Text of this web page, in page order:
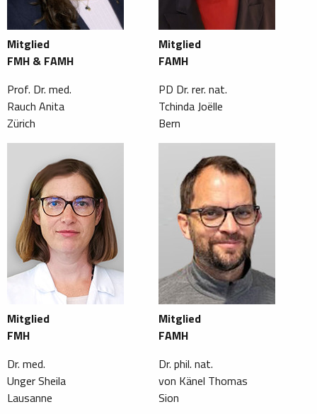
Mitglied
FMH & FAMH
Prof. Dr. med.
Rauch Anita
Zürich
Mitglied
FAMH
PD Dr. rer. nat.
Tchinda Joëlle
Bern
Mitglied
FMH
Dr. med.
Unger Sheila
Lausanne
Mitglied
FAMH
Dr. phil. nat.
von Känel Thomas
Sion